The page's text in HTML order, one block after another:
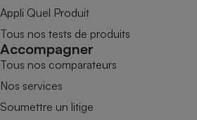
Appli Quel Produit
Tous nos tests de produits
Accompagner
Tous nos comparateurs
Nos services
Soumettre un litige